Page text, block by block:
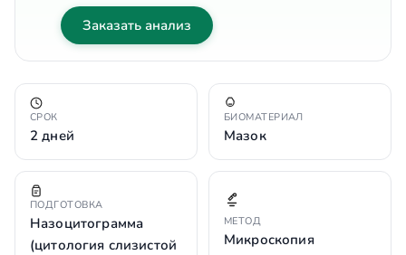
Заказать анализ
СРОК
2 дней
БИОМАТЕРИАЛ
Мазок
ПОДГОТОВКА
Назоцитограмма
(цитология слизистой
МЕТОД
Микроскопия